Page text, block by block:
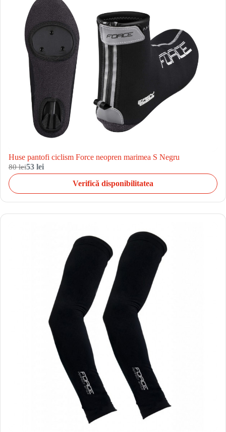
Huse pantofi ciclism Force neopren marimea S Negru
80 lei53 lei
Verifică disponibilitatea